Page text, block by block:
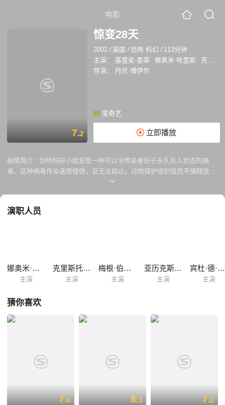
电影
7.2
惊变28天
2002 / 英国 /恐怖 科幻 / 113分钟
主演：
基里安·墨菲 娜奥米·哈里斯
克里斯托弗·埃克莱斯顿
导演：
丹尼·博伊尔
爱奇艺
立即播放
剧情简介 : 剑桥科研小组发现一种可以令传染者处于永久杀人状态的病
毒，这种病毒传染速度极快，且无法抑止。动物保护组织成员不慎释放了
实验室中一批携带该病毒的大猩猩后，繁华的伦敦于短短28天变成一座死
令他怀疑是在梦中。夜晚来临时，他受到被病毒传染了的人的袭击，危急
是病毒。
演职人员
娜奥米·哈里斯
主演
克里斯托弗·埃克莱斯顿
主演
梅根·伯恩斯
主演
亚历克斯·帕尔墨
主演
宾杜·德·斯图潘尼
主演
猜你喜欢
7.6 8.3 7.2